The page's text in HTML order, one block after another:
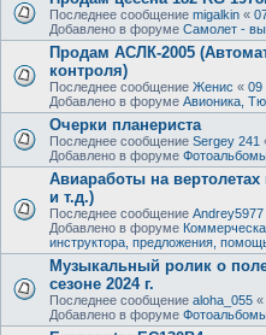
Последнее сообщение migalkin «
Добавлено в форуме Самолет -
Продам АСЛК-2005
контроля)
Последнее сообщение Женис « 09
Добавлено в форуме Авионика,
Очерки планериста
Последнее сообщение Sergey 241
Добавлено в форуме
Авиаработы на
и т.д.)
Последнее сообщение Andrey5977
Добавлено в форуме
инструктора, предложения,
Музыкальный ролик о
сезоне 2024 г.
Последнее сообщение aloha_055 «
Добавлено в форуме